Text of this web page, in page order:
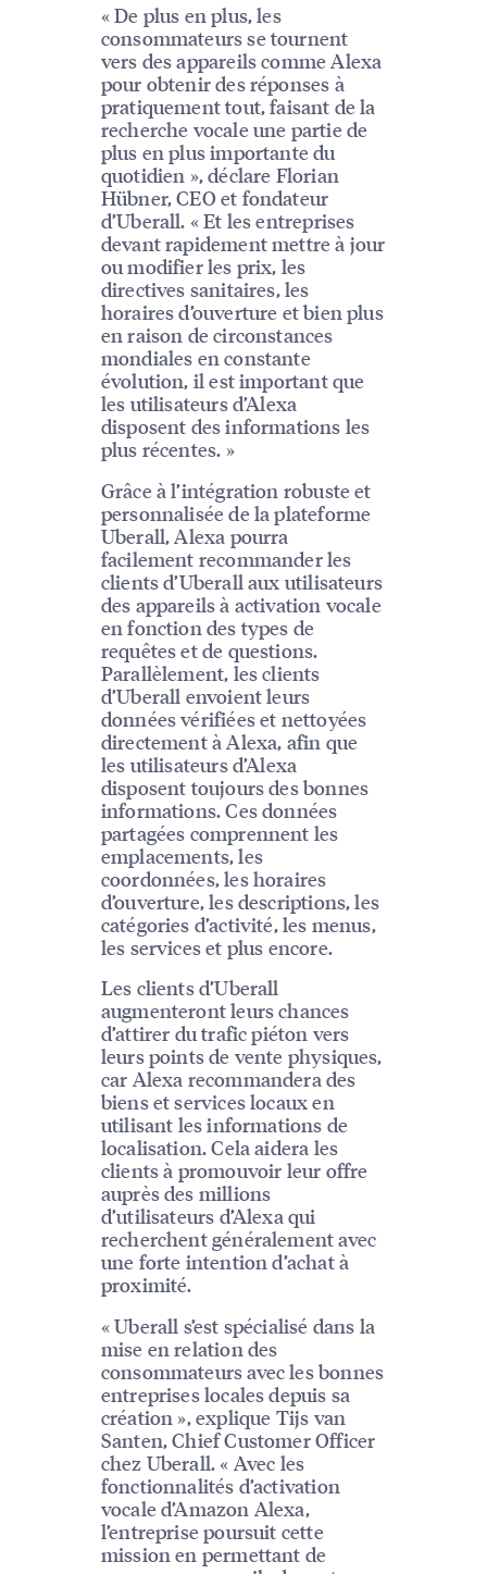
« De plus en plus, les
consommateurs se tournent
vers des appareils comme Alexa
pour obtenir des réponses à
pratiquement tout, faisant de la
recherche vocale une partie de
plus en plus importante du
quotidien », déclare Florian
Hübner, CEO et fondateur
d’Uberall. « Et les entreprises
devant rapidement mettre à jour
ou modifier les prix, les
directives sanitaires, les
horaires d’ouverture et bien plus
en raison de circonstances
mondiales en constante
évolution, il est important que
les utilisateurs d’Alexa
disposent des informations les
plus récentes. »
Grâce à l’intégration robuste et
personnalisée de la plateforme
Uberall, Alexa pourra
facilement recommander les
clients d’Uberall aux utilisateurs
des appareils à activation vocale
en fonction des types de
requêtes et de questions.
Parallèlement, les clients
d’Uberall envoient leurs
données vérifiées et nettoyées
directement à Alexa, afin que
les utilisateurs d’Alexa
disposent toujours des bonnes
informations. Ces données
partagées comprennent les
emplacements, les
coordonnées, les horaires
d’ouverture, les descriptions, les
catégories d’activité, les menus,
les services et plus encore.
Les clients d’Uberall
augmenteront leurs chances
d’attirer du trafic piéton vers
leurs points de vente physiques,
car Alexa recommandera des
biens et services locaux en
utilisant les informations de
localisation. Cela aidera les
clients à promouvoir leur offre
auprès des millions
d’utilisateurs d’Alexa qui
recherchent généralement avec
une forte intention d’achat à
proximité.
« Uberall s’est spécialisé dans la
mise en relation des
consommateurs avec les bonnes
entreprises locales depuis sa
création », explique Tijs van
Santen, Chief Customer Officer
chez Uberall. « Avec les
fonctionnalités d’activation
vocale d’Amazon Alexa,
l’entreprise poursuit cette
mission en permettant de